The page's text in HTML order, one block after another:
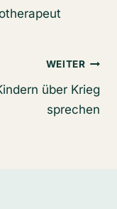
WEITER
über Krieg
sprechen